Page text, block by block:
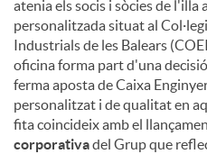
atenia els socis i sòcies de
personalitzada situat al
Industrials de les Balears
oficina forma part d'una
ferma aposta de Caixa
personalitzat i de qualitat en
fita coincideix amb el
corporativadel Grup que